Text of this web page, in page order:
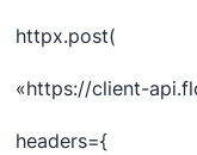
httpx.post(
«https://client-
headers={